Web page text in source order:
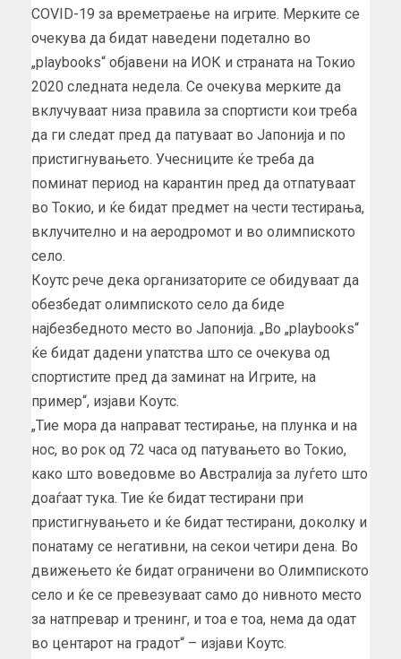
COVID-19 за времетраење на игрите. Мерките се
очекува да бидат наведени подетално во
„playbooks“ објавени на ИОК и страната на Токио
2020 следната недела. Се очекува мерките да
вклучуваат низа правила за спортисти кои треба
да ги следат пред да патуваат во Јапонија и по
пристигнувањето. Учесниците ќе треба да
поминат период на карантин пред да отпатуваат
во Токио, и ќе бидат предмет на чести тестирања,
вклучително и на аеродромот и во олимпиското
село.
Коутс рече дека организаторите се обидуваат да
обезбедат олимпиското село да биде
најбезбедното место во Јапонија. „Во „playbooks“
ќе бидат дадени упатства што се очекува од
спортистите пред да заминат на Игрите, на
пример“, изјави Коутс.
„Тие мора да направат тестирање, на плунка и на
нос, во рок од 72 часа од патувањето во Токио,
како што воведовме во Австралија за луѓето што
доаѓаат тука. Тие ќе бидат тестирани при
пристигнувањето и ќе бидат тестирани, доколку и
понатаму се негативни, на секои четири дена. Во
движењето ќе бидат ограничени во Олимпиското
село и ќе се превезуваат само до нивното место
за натпревар и тренинг, и тоа е тоа, нема да одат
во центарот на градот“ – изјави Коутс.